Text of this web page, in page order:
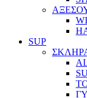
SUP